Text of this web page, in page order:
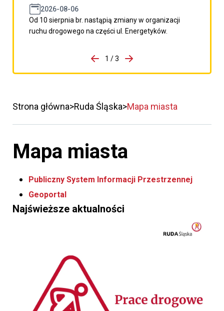
2026-08-06
Od 10 sierpnia br. nastąpią zmiany w organizacji
ruchu drogowego na części ul. Energetyków.
porzpedniego komunikatu
1 / 3
Przejdź do następnego
Strona główna Ruda Śląska Mapa miasta
Mapa miasta
Publiczny System Informacji Przestrzennej
Geoportal
Najświeższe aktualności